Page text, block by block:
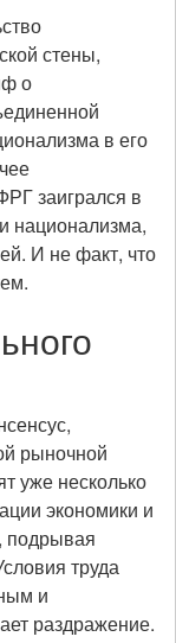
стены,
о
в его
заигрался в
национализма,
И не факт, что
рыночной
уже несколько
экономики и
подрывая
труда
и
раздражение.